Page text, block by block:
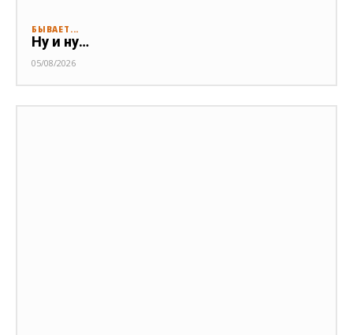
БЫВАЕТ...
Ну и ну…
05/08/2026